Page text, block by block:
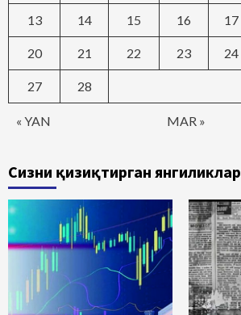
« YAN MAR »
13 14 15 16 17
20 21 22 23 24
27 28
Сизни қизиқтирган янгиликлар